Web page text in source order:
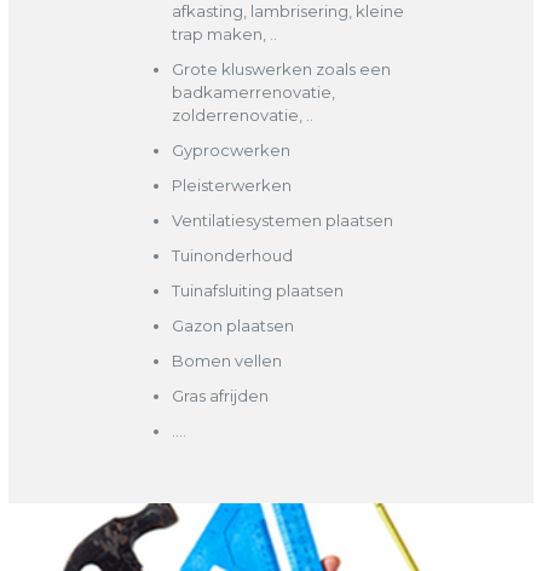
afkasting, lambrisering, kleine
trap maken, ..
Grote kluswerken zoals een
badkamerrenovatie,
zolderrenovatie, ..
Gyprocwerken
Pleisterwerken
Ventilatiesystemen plaatsen
Tuinonderhoud
Tuinafsluiting plaatsen
Gazon plaatsen
Bomen vellen
Gras afrijden